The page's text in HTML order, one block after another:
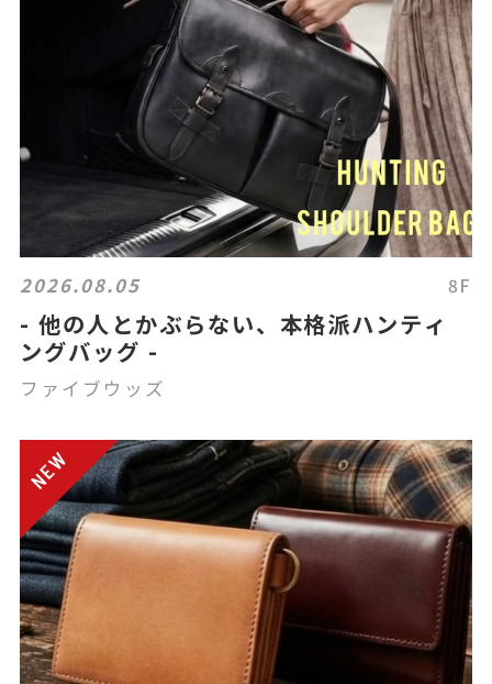
2026.08.05 8F
- 他の人とかぶらない、本格派ハンティ
ングバッグ -
ファイブウッズ